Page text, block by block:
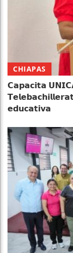
CHIAPAS
𝗖𝗮𝗽𝗮𝗰𝗶𝘁𝗮
𝗲𝗱𝘂𝗰𝗮𝘁𝗶𝘃𝗮